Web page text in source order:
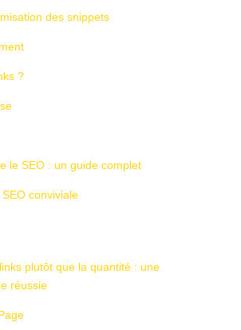
plutôt que la quantité : une
réussie
des snippets
?
le SEO : un guide complet
conviviale